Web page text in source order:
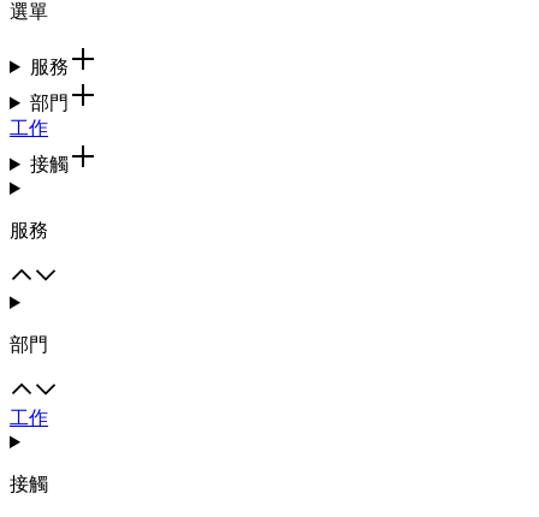
選單
服務
部門
工作
接觸
服務
部門
工作
接觸